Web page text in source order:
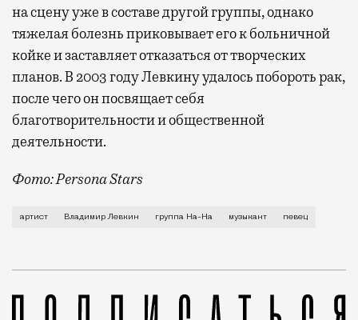
на сцену уже в составе другой группы, однако
тяжелая болезнь приковывает его к больничной
койке и заставляет отказаться от творческих
планов. В 2003 году Левкину удалось побороть рак,
после чего он посвящает себя
благотворительности и общественной
деятельности.
Фото: Persona Stars
О смерти музыканта написала в своих соцсетях
артист Владимир Левкин группа На-На музыкант певец